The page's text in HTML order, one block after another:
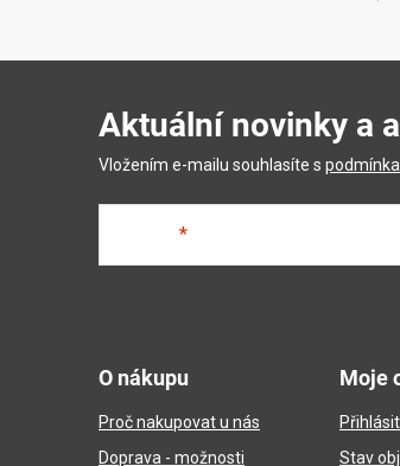
Aktuální novinky a
Vložením e-mailu souhlasíte s
O nákupu
Proč nakupovat u nás
Doprava - možnosti
Moje
Přihlásit
Stav